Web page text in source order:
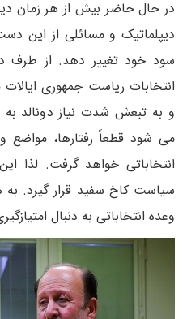
در حال حاضر بیش از هر زمان
دیپلماتیک و مسائلی از این
سود خود تغییر دهد. از طرف
انتخابات ریاست جمهوری
و به تبعش شدت نیاز دونالد به
می شود قطعاً رفتارها،
انتخاباتی خواهد گرفت. لذا
سیاست کاخ سفید قرار گیرد.
وعده انتخاباتی به دنبال